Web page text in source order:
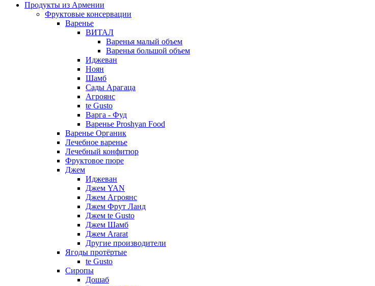
Продукты из Армении
Фруктовые консервации
Варенье
ВИТАЛ
Варенья малый объем
Варенья большой объем
Иджеван
Ноян
Шамб
Сады Арагаца
Агроянс
te Gusto
Варга - Фуд
Варенье Proshyan Food
Варенье Органик
Лечебное варенье
Лечебный конфитюр
Фруктовое пюре
Джем
Иджеван
Джем YAN
Джем Агроянс
Джем Фрут Ланд
Джем te Gusto
Джем Шамб
Джем Ararat
Другие производители
Ягоды протёртые
te Gusto
Сиропы
Дошаб